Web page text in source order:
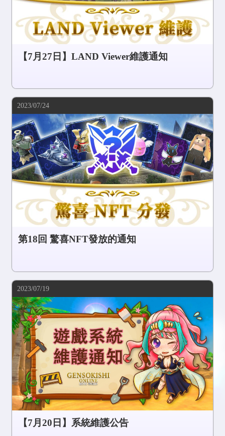
【7月27日】LAND Viewer維護通知
2023/07/24
第18回 驚喜NFT發放的通知
2023/07/19
【7月20日】系統維護公告